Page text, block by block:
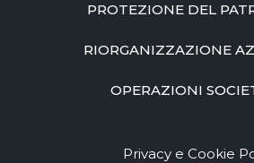
PROTEZIONE DEL
RIORGANIZZAZIONE
OPERAZIONI
Privacy e Cookie